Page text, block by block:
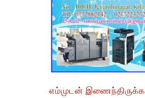
எம்முடன் இணைந்திருக்க